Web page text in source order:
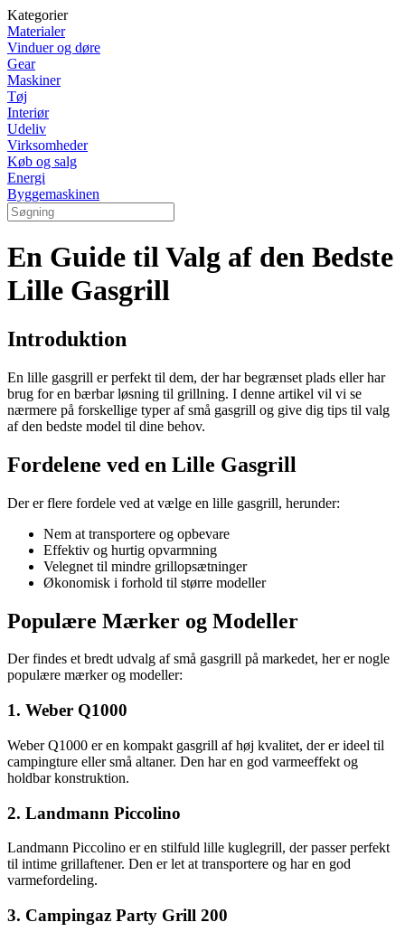
Kategorier
Materialer
Vinduer og døre
Gear
Maskiner
Tøj
Interiør
Udeliv
Virksomheder
Køb og salg
Energi
Byggemaskinen
En Guide til Valg af den Bedste
Lille Gasgrill
Introduktion
En lille gasgrill er perfekt til dem, der har begrænset plads eller har
brug for en bærbar løsning til grillning. I denne artikel vil vi se
nærmere på forskellige typer af små gasgrill og give dig tips til valg
af den bedste model til dine behov.
Fordelene ved en Lille Gasgrill
Der er flere fordele ved at vælge en lille gasgrill, herunder:
Nem at transportere og opbevare
Effektiv og hurtig opvarmning
Velegnet til mindre grillopsætninger
Økonomisk i forhold til større modeller
Populære Mærker og Modeller
Der findes et bredt udvalg af små gasgrill på markedet, her er nogle
populære mærker og modeller:
1. Weber Q1000
Weber Q1000 er en kompakt gasgrill af høj kvalitet, der er ideel til
campingture eller små altaner. Den har en god varmeeffekt og
holdbar konstruktion.
2. Landmann Piccolino
Landmann Piccolino er en stilfuld lille kuglegrill, der passer perfekt
til intime grillaftener. Den er let at transportere og har en god
varmefordeling.
3. Campingaz Party Grill 200